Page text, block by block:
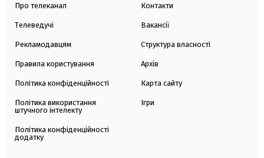
Про телеканал
Телеведучі
Рекламодавцям
Правила користування
Політика конфіденційності
Політика використання
штучного інтелекту
Політика конфіденційності
додатку
Контакти
Вакансії
Структура власності
Архів
Карта сайту
Ігри